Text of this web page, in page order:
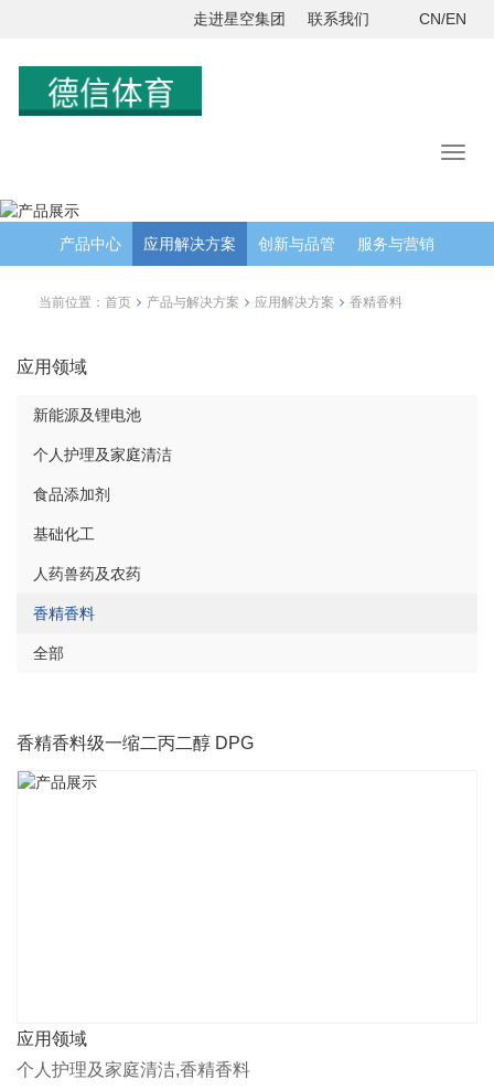
走进星空集团 联系我们 CN/EN
产品中心 应用解决方案 创新与品管 服务与营销
当前位置： 首页 产品与解决方案 应用解决方案 香精香料
应用领域
新能源及锂电池
个人护理及家庭清洁
食品添加剂
基础化工
人药兽药及农药
香精香料
全部
香精香料级一缩二丙二醇 DPG
应用领域
个人护理及家庭清洁,香精香料